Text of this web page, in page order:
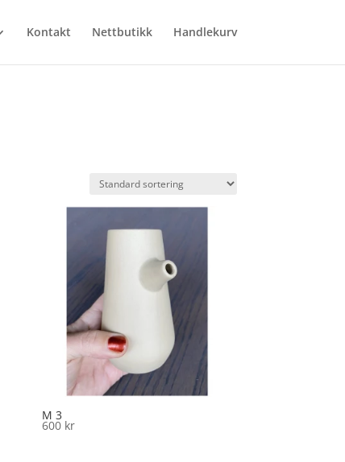
Kontakt Nettbutikk Handlekurv
M 3
600 kr